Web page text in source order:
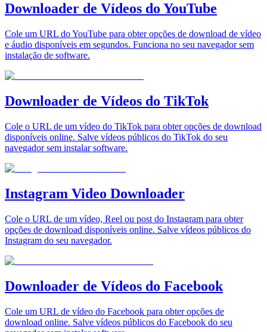
Downloader de Vídeos do YouTube
Cole um URL do YouTube para obter opções de download de vídeo
e áudio disponíveis em segundos. Funciona no seu navegador sem
instalação de software.
Downloader de Vídeos do TikTok
Cole o URL de um vídeo do TikTok para obter opções de download
disponíveis online. Salve vídeos públicos do TikTok do seu
navegador sem instalar software.
Instagram Video Downloader
Cole o URL de um vídeo, Reel ou post do Instagram para obter
opções de download disponíveis online. Salve vídeos públicos do
Instagram do seu navegador.
Downloader de Vídeos do Facebook
Cole um URL de vídeo do Facebook para obter opções de
download online. Salve vídeos públicos do Facebook do seu